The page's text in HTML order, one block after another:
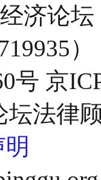
济论
）
号 京
坛法律